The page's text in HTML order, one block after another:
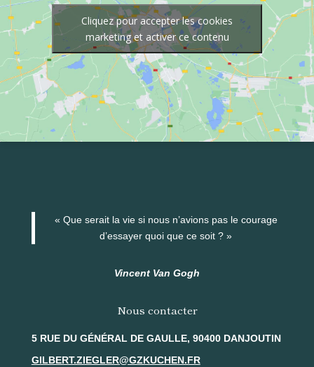
Cliquez pour accepter les cookies
marketing et activer ce contenu
« Que serait la vie si nous n’avions pas le courage
d’essayer quoi que ce soit ? »
Vincent Van Gogh
Nous contacter
5 RUE DU GÉNÉRAL DE GAULLE, 90400 DANJOUTIN
GILBERT.ZIEGLER@GZKUCHEN.FR